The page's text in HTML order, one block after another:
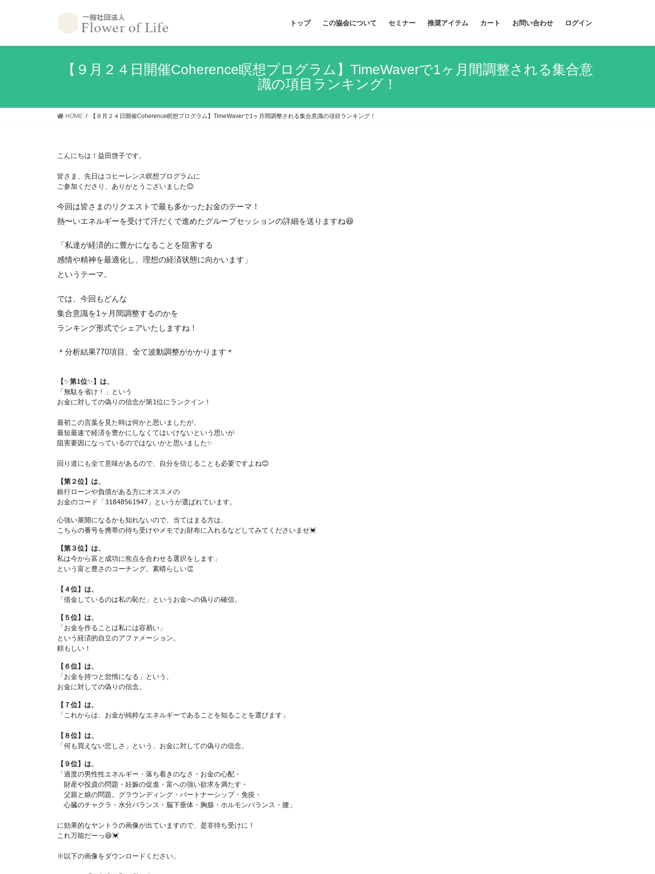
プ
動
トップ この協会について セミナー 推奨アイテム カート お問い合わせ ログイン
【９月２４日開催Coherence瞑想プログラム】TimeWaverで1ヶ月間調整される集合意
識の項目ランキング！
HOME 【９月２４日開催Coherence瞑想プログラム】TimeWaverで1ヶ月間調整される集合意識の項目ランキング！
こんにちは！益田啓子です。
皆さま、先日はコヒーレンス瞑想プログラムに
ご参加くださり、ありがとうございました😊
今回は皆さまのリクエストで最も多かったお金のテーマ！
熱〜いエネルギーを受けて汗だくで進めたグループセッションの詳細を送りますね😆
「私達が経済的に豊かになることを阻害する
感情や精神を最適化し、理想の経済状態に向かいます」
というテーマ。
では、今回もどんな
集合意識を1ヶ月間調整するのかを
ランキング形式でシェアいたしますね！
＊分析結果770項目、全て波動調整がかかります＊
【✨第1位✨】は、
「無駄を省け！」という
お金に対しての偽りの信念が第1位にランクイン！
最初この言葉を見た時は何かと思いましたが、
最短最速で経済を豊かにしなくてはいけないという思いが
阻害要因になっているのではないかと思いました✨
回り道にも全て意味があるので、自分を信じることも必要ですよね😊
【第２位】は、
銀行ローンや負債がある方にオススメの
お金のコード「31848561947」というが選ばれています。
心強い展開になるかも知れないので、当てはまる方は、
こちらの番号を携帯の待ち受けやメモでお財布に入れるなどしてみてくださいませ💓
【第３位】は、
私は今から富と成功に焦点を合わせる選択をします」
【４位】は、
「借金しているのは私の恥だ」というお金への偽りの確信。
【５位】は、
「お金を作ることは私には容易い」
という経済的自立のアファメーション。
頼もしい！
【６位】は、
「お金を持つと怠惰になる」という、
お金に対しての偽りの信念。
【７位
「これからは、お金が純粋なエネルギーであることを知ることを選びます」
【８位
「何も買えない悲しさ」という、お金に対しての偽りの信念。
【９位】は、
「過度の男性性エネルギー・落ち着きのなさ・お金の心配・
財産や投資の問題・妊娠の促進・富への強い欲求を満たす・
父親と娘の問題。グラウンディング・パートナーシップ・免疫・
心臓のチャクラ・水分バランス・脳下垂体・胸腺・ホルモンバランス・腰」
に効果的なヤントラの画像が出ていますので、是非待ち受けに！
これ万能だーっ😆💓
※以下の画像をダウンロードください。